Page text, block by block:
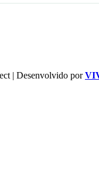
| Desenvolvido por